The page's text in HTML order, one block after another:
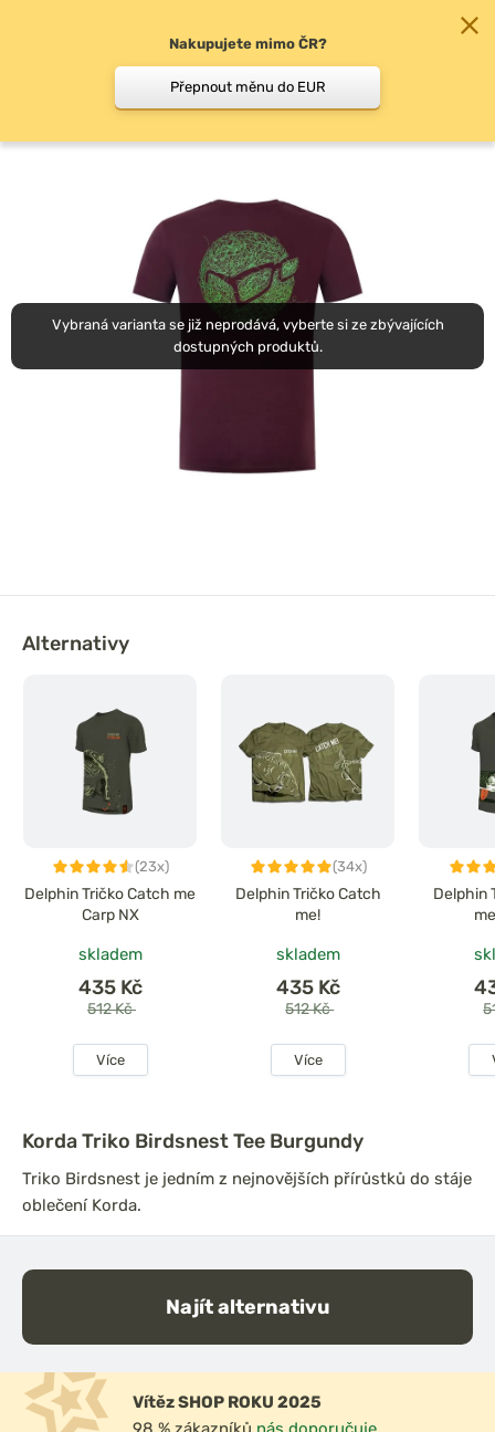
Vybraná varianta se již neprodává, vyberte si ze zbývajících
dostupných produktů.
Alternativy
(23x)
Delphin Tričko Catch me
Carp NX
skladem
435 Kč
512 Kč
Více
(34x)
Delphin Tričko Catch
me!
skladem
435 Kč
512 Kč
Více
Delphin
Korda Triko Birdsnest Tee Burgundy
Triko Birdsnest je jedním z nejnovějších přírůstků do stáje
oblečení Korda.
Najít alternativu
Vítěz SHOP ROKU 2025
Nakupujete mimo ČR?
Přepnout měnu do EUR